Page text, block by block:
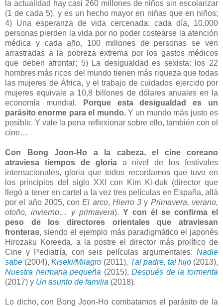
la actualidad hay casi 260 millones de niños sin escolarizar
(1 de cada 5), y es un hecho mayor en niñas que en niños;
4) Una esperanza de vida cercenada: cada día, 10.000
personas pierden la vida por no poder costearse la atención
médica y cada año, 100 millones de personas se ven
arrastradas a la pobreza extrema por los gastos médicos
que deben afrontar; 5) La desigualdad es sexista: los 22
hombres más ricos del mundo tienen más riqueza que todas
las mujeres de África, y el trabajo de cuidados ejercido por
mujeres equivale a 10,8 billones de dólares anuales en la
economía mundial.
Porque esta desigualdad es un
parásito enorme para el mundo.Y un mundo más justo es
posible. Y vale la pena reflexionar sobre ello, también con el
cine…
Con Bong Joon-Ho a la cabeza, el cine coreano
atraviesa tiempos de gloriaa nivel de los festivales
internacionales, gloria que todos recordamos que tuvo en
los principios del siglo XXI con Kim Ki-duk (director que
llegó a tener en cartel a la vez tres películas en España, allá
por el año 2005, conEl arco, Hierro 3 y Primavera, verano,
otoño, invierno… y primavera). Y con él se confirma el
peso de los directores orientales que atraviesan
fronteras, siendo el ejemplo más paradigmático el japonés
Hirozaku Koreeda, a la postre el director más prolífico de
Cine y Pediatría, con seis películas argumentales: Nadie
sabe (2004),Kiseki/Milagro (2011), Tal padre, tal hijo (2013),
Nuestra hermana pequeña (2015),Después de la tormenta
(2017) y Un asunto de familia (2018).
Lo dicho, con Bong Joon-Ho combatamos el parásito de la